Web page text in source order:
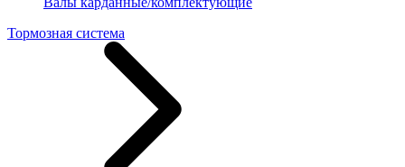
Тормозная система